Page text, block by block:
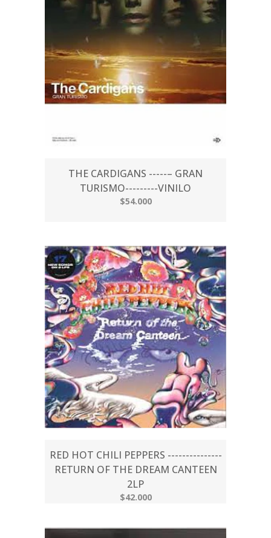
THE CARDIGANS ‎-----– GRAN
TURISMO---------VINILO
$54.000
RED HOT CHILI PEPPERS ---------------
RETURN OF THE DREAM CANTEEN
2LP
$42.000